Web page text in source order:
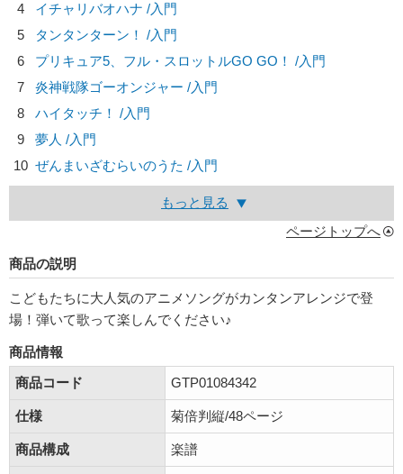
4
イチャリバオハナ /入門
5
タンタンターン！ /入門
6
プリキュア5、フル・スロットルGO GO！ /入門
7
炎神戦隊ゴーオンジャー /入門
8
ハイタッチ！ /入門
9
夢人 /入門
10 ぜんまいざむらいのうた /入門
もっと見る
ページトップへ
商品の説明
こどもたちに大人気のアニメソングがカンタンアレンジで登
場！弾いて歌って楽しんでください♪
商品情報
商品コード
GTP01084342
仕様 菊倍判縦/48ページ
商品構成 楽譜